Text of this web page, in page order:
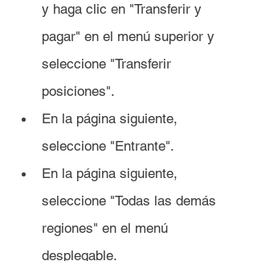
y haga clic en "Transferir y
pagar" en el menú superior y
seleccione "Transferir
posiciones".
En la página siguiente,
seleccione "Entrante".
En la página siguiente,
seleccione "Todas las demás
regiones" en el menú
desplegable.